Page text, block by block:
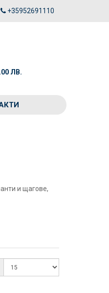
+35952691110
ЛВ.
и щагове,